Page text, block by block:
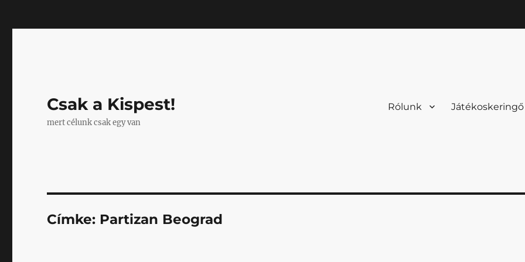
Csak a Kispest!
mert célunk csak egy van
Rólunk Játékoskeringő
Címke: Partizan Beograd